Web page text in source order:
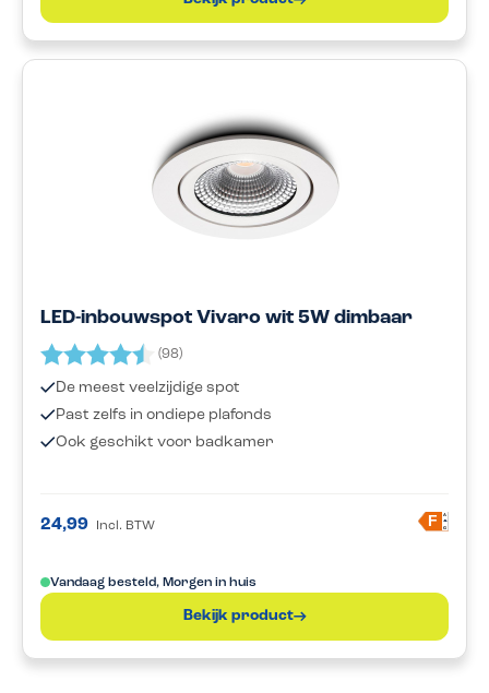
LED-inbouwspot Vivaro wit 5W dimbaar
Beoordeling: (98)
De meest veelzijdige spot
Past zelfs in ondiepe plafonds
Ook geschikt voor badkamer
24,99 Incl. BTW F A
G
Vandaag besteld, Morgen in huis
Bekijk product